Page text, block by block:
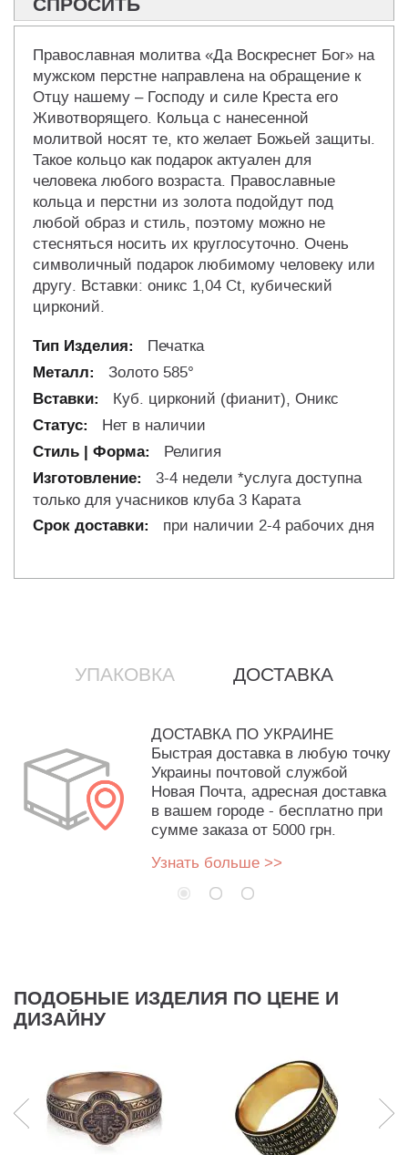
Православная молитва «Да Воскреснет Бог» на
мужском перстне направлена на обращение к
Отцу нашему – Господу и силе Креста его
Животворящего. Кольца с нанесенной
молитвой носят те, кто желает Божьей защиты.
Такое кольцо как подарок актуален для
человека любого возраста. Православные
кольца и перстни из золота подойдут под
любой образ и стиль, поэтому можно не
стесняться носить их круглосуточно. Очень
символичный подарок любимому человеку или
другу. Вставки: оникс 1,04 Ct, кубический
цирконий.
Печатка
Золото 585°
Куб. цирконий (фианит), Оникс
Нет в наличии
Религия
3-4 недели *услуга доступна
только для учасников клуба 3 Карата
при наличии 2-4 рабочих дня
УПАКОВКА ДОСТАВКА
ДОСТАВКА ПО УКРАИНЕ
Быстрая доставка в любую точку
Украины почтовой службой
Новая Почта, адресная доставка
в вашем городе - бесплатно при
сумме заказа от 5000 грн.
Узнать больше >>
ПОДОБНЫЕ ИЗДЕЛИЯ ПО ЦЕНЕ И
ДИЗАЙНУ